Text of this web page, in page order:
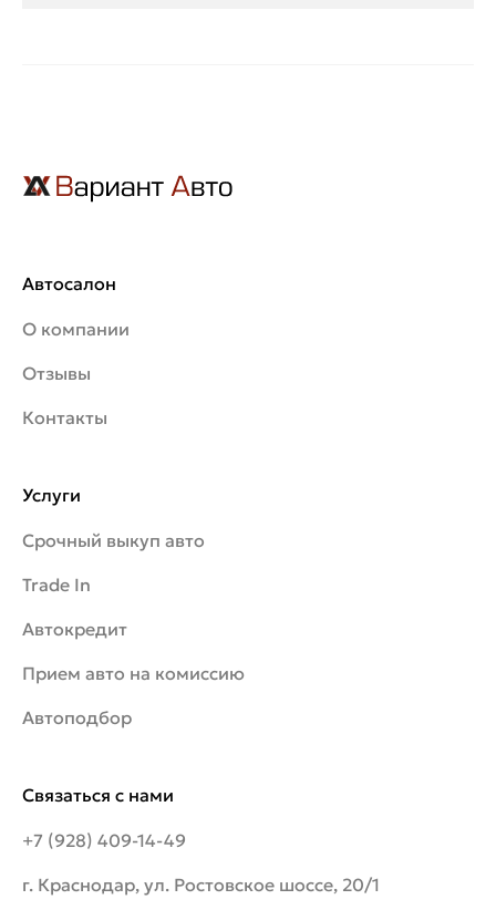
Автосалон
О компании
Отзывы
Контакты
Связаться с нами
+7 (928) 409-14-49
г. Краснодар, ул. Ростовское шоссе, 20/1
Услуги
Срочный выкуп авто
Trade In
Автокредит
Прием авто на комиссию
Автоподбор